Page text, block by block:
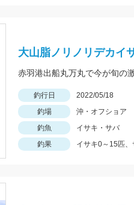
大山脂ノリノリデカイ
赤羽港出船丸万丸で今が旬の
釣行日 2022/05/18
釣場
沖・オフショア
釣魚
イサキ・サバ
釣果
イサキ0～15匹